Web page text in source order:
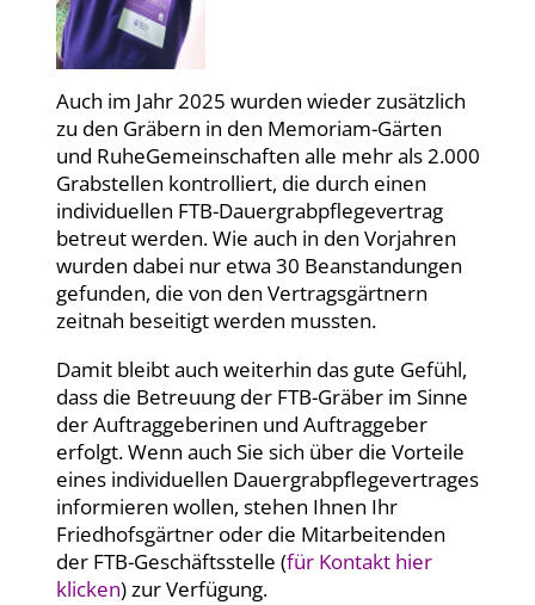
Auch im Jahr 2025 wurden wieder zusätzlich
zu den Gräbern in den Memoriam-Gärten
und RuheGemeinschaften alle mehr als 2.000
Grabstellen kontrolliert, die durch einen
individuellen FTB-Dauergrabpflegevertrag
betreut werden. Wie auch in den Vorjahren
wurden dabei nur etwa 30 Beanstandungen
gefunden, die von den Vertragsgärtnern
zeitnah beseitigt werden mussten.
Damit bleibt auch weiterhin das gute Gefühl,
dass die Betreuung der FTB-Gräber im Sinne
der Auftraggeberinen und Auftraggeber
erfolgt. Wenn auch Sie sich über die Vorteile
eines individuellen Dauergrabpflegevertrages
informieren wollen, stehen Ihnen Ihr
Friedhofsgärtner oder die Mitarbeitenden
der FTB-Geschäftsstelle (für Kontakt hier
klicken) zur Verfügung.